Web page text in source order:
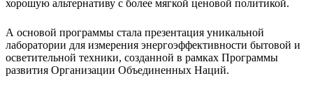
хорошую альтернативу с более мягкой ценовой политикой.
А основой программы стала презентация уникальной
лаборатории для измерения энергоэффективности бытовой и
осветительной техники, созданной в рамках Программы
развития Организации Объединенных Наций.